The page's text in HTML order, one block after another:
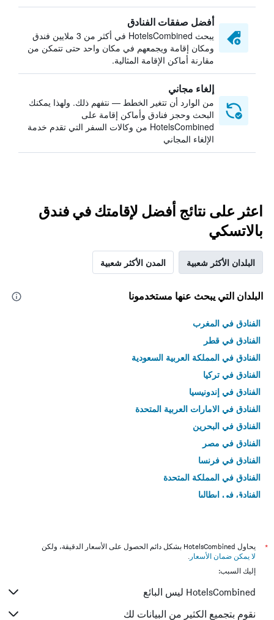
أفضل صفقات الفنادق
يبحث HotelsCombined في أكثر من 3 ملايين فندق
ومكان إقامة ويجمعهم في مكان واحد حتى تتمكن من
مقارنة أماكن الإقامة المثالية.
إلغاء مجاني
من الوارد أن تتغير الخطط — نتفهم ذلك. ولهذا يمكنك
البحث وحجز فنادق وأماكن إقامة على
HotelsCombined من وكالات السفر التي تقدم خدمة
الإلغاء المجاني
اعثر على نتائج أفضل لإقامتك في فندق
بالاتسكي
البلدان الأكثر شعبية المدن الأكثر شعبية
البلدان التي يبحث عنها مستخدمونا
الفنادق في المغرب
الفنادق في قطر
الفنادق في المملكة العربية السعودية
الفنادق في تركيا
الفنادق في إندونيسيا
الفنادق في الامارات العربية المتحدة
الفنادق في البحرين
الفنادق في مصر
الفنادق في فرنسا
الفنادق في المملكة المتحدة
الفنادق في إيطاليا
*
يحاول HotelsCombined بشكل دائم الحصول على الأسعار الدقيقة، ولكن
لا يمكن ضمان الأسعار .
إليك السبب:
HotelsCombined ليس البائع
نقوم بتجميع الكثير من البيانات لك